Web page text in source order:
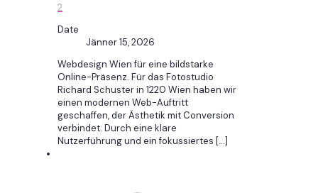
2
Date
Jänner 15, 2026
Webdesign Wien für eine bildstarke
Online-Präsenz. Für das Fotostudio
Richard Schuster in 1220 Wien haben wir
einen modernen Web-Auftritt
geschaffen, der Ästhetik mit Conversion
verbindet. Durch eine klare
Nutzerführung und ein fokussiertes […]